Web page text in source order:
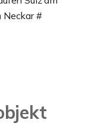
Neckar #